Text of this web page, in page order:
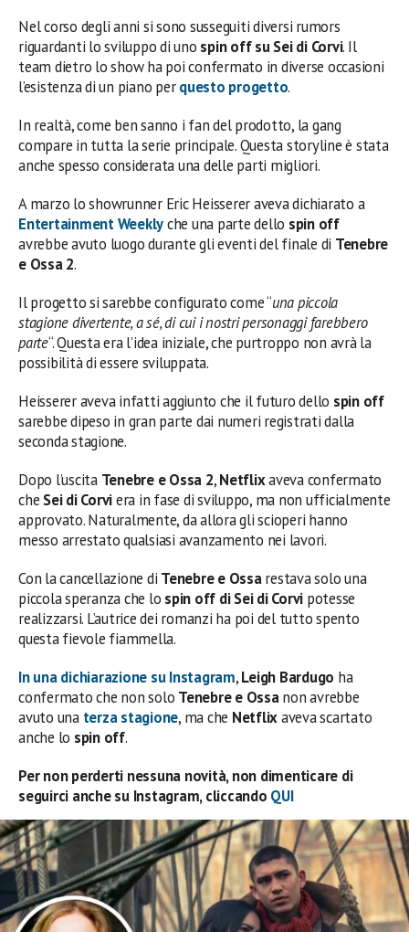
Nel corso degli anni si sono susseguiti diversi rumors
riguardanti lo sviluppo di uno spin off su Sei di Corvi. Il
team dietro lo show ha poi confermato in diverse occasioni
l’esistenza di un piano perquesto progetto.
In realtà, come ben sanno i fan del prodotto, la gang
compare in tutta la serie principale. Questa storyline è stata
anche spesso considerata una delle parti migliori.
A marzo lo showrunner Eric Heisserer aveva dichiarato a
Entertainment Weeklyche una parte dello spin off
avrebbe avuto luogo durante gli eventi del finale di Tenebre
e Ossa 2.
Il progetto si sarebbe configurato come “una piccola
stagione divertente, a sé, di cui i nostri personaggi farebbero
parte“. Questa era l’idea iniziale, che purtroppo non avrà la
possibilità di essere sviluppata.
Heisserer aveva infatti aggiunto che il futuro dello spin off
sarebbe dipeso in gran parte dai numeri registrati dalla
seconda stagione.
Dopo l’uscita Tenebre e Ossa 2,Netflixaveva confermato
che Sei di Corviera in fase di sviluppo, ma non ufficialmente
approvato. Naturalmente, da allora gli scioperi hanno
messo arrestato qualsiasi avanzamento nei lavori.
Con la cancellazione di Tenebre e Ossarestava solo una
piccola speranza che lo spin off di Sei di Corvi potesse
realizzarsi. L’autrice dei romanzi ha poi del tutto spento
questa fievole fiammella.
In una dichiarazione su Instagram,Leigh Bardugo ha
confermato che non solo Tenebre e Ossanon avrebbe
avuto una terza stagione, ma che Netflixaveva scartato
anche lo spin off.
Per non perderti nessuna novità, non dimenticare di
seguirci anche su Instagram, cliccando QUI